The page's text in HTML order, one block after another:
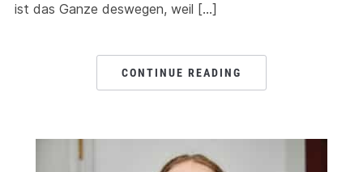
ist das Ganze deswegen, weil […]
CONTINUE READING